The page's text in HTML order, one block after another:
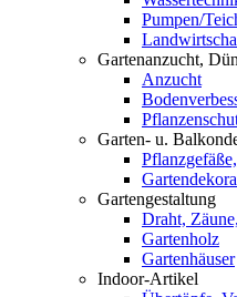
Pumpen/
Gartenanzucht,
Anzucht
Garten- u.
Gartengestaltung
Draht,
Gartenholz
Gartenhäuser
Indoor-Artikel